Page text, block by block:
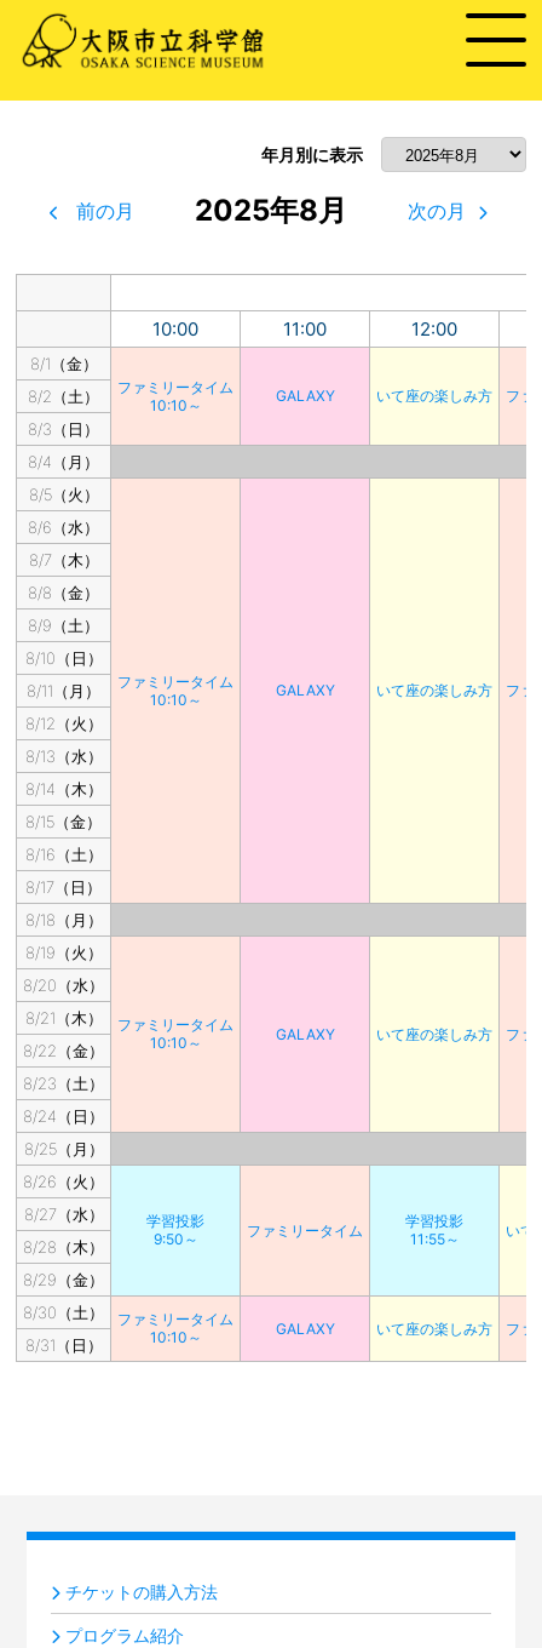
年月別に表示
前の月 2025年8月 次の月
10:00 11:00 12:00
8/1（金）
ファミリータイム
10:10～
GALAXY いて座の楽しみ方 ファ
8/2（土）
8/3（日）
8/4（月）
8/5（火）
ファミリータイム
10:10～
GALAXY いて座の楽しみ方 ファ
8/6（水）
8/7（木）
8/8（金）
8/9（土）
8/10（日）
8/11（月）
8/12（火）
8/13（水）
8/14（木）
8/15（金）
8/16（土）
8/17（日）
8/18（月）
8/19（火）
ファミリータイム
10:10～
GALAXY いて座の楽しみ方 ファ
8/20（水）
8/21（木）
8/22（金）
8/23（土）
8/24（日）
8/25（月）
8/26（火）
学習投影
9:50～
ファミリータイム
学習投影
11:55～
いて
8/27（水）
8/28（木）
8/29（金）
8/30（土）
ファミリータイム
10:10～
GALAXY いて座の楽しみ方 ファ
8/31（日）
チケットの購入方法
プログラム紹介